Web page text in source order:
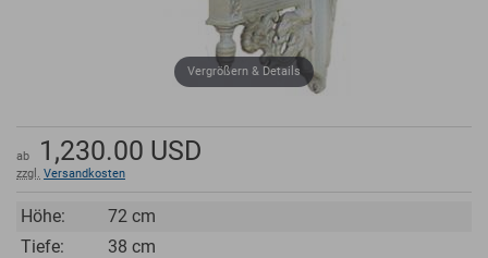
Vergrößern & Details
ab 1,230.00 USD
zzgl. Versandkosten
Höhe:
72 cm
Tiefe:
38 cm